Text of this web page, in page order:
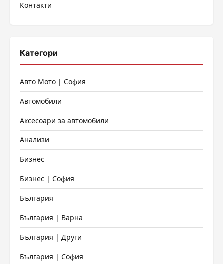
Контакти
Категори
Авто Мото | София
Автомобили
Аксесоари за автомобили
Анализи
Бизнес
Бизнес | София
България
България | Варна
България | Други
България | София